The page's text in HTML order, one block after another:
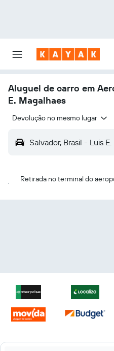
Aluguel de carro em
E. Magalhaes
Devolução no mesmo lugar
Salvador, Brasil - Luis
Retirada no terminal do